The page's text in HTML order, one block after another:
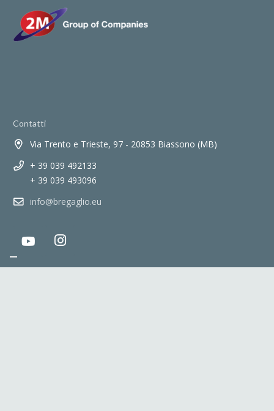
Contatti
Via Trento e Trieste, 97 - 20853 Biassono (MB)
+ 39 039 492133
+ 39 039 493096
info@bregaglio.eu